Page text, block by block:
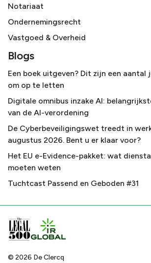
Notariaat
Ondernemingsrecht
Vastgoed & Overheid
Blogs
Een boek uitgeven? Dit zijn een aantal
om op te letten
Digitale omnibus inzake AI:
van de AI-verordening
De Cyberbeveiligingswet treedt in
augustus 2026. Bent u er klaar voor?
Het EU e-Evidence-pakket: wat
moeten weten
Tuchtcast Passend en Geboden #31
© 2026 De Clercq